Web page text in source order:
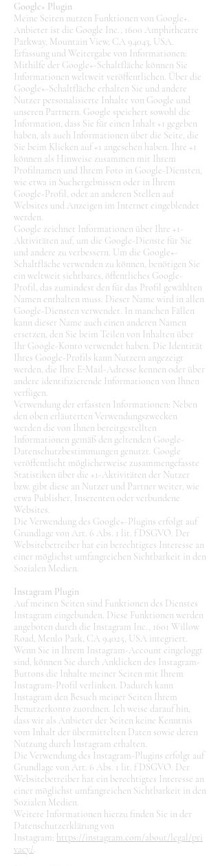
Google+ Plugin
Meine Seiten nutzen Funktionen von Google+.
Anbieter ist die Google Inc., 1600 Amphitheatre
Parkway, Mountain View, CA 94043, USA.
Erfassung und Weitergabe von Informationen:
Mithilfe der Google+-Schaltfläche können Sie
Informationen weltweit veröffentlichen. Über die
Google+-Schaltfläche erhalten Sie und andere
Nutzer personalisierte Inhalte von Google und
unseren Partnern. Google speichert sowohl die
Information, dass Sie für einen Inhalt +1 gegeben
haben, als auch Informationen über die Seite, die
Sie beim Klicken auf +1 angesehen haben. Ihre +1
können als Hinweise zusammen mit Ihrem
Profilnamen und Ihrem Foto in Google-Diensten,
wie etwa in Suchergebnissen oder in Ihrem
Google-Profil, oder an anderen Stellen auf
Websites und Anzeigen im Internet eingeblendet
werden.
Google zeichnet Informationen über Ihre +1-
Aktivitäten auf, um die Google-Dienste für Sie
und andere zu verbessern. Um die Google+-
Schaltfläche verwenden zu können, benötigen Sie
ein weltweit sichtbares, öffentliches Google-
Profil, das zumindest den für das Profil gewählten
Namen enthalten muss. Dieser Name wird in allen
Google-Diensten verwendet. In manchen Fällen
kann dieser Name auch einen anderen Namen
ersetzen, den Sie beim Teilen von Inhalten über
Ihr Google-Konto verwendet haben. Die Identität
Ihres Google-Profils kann Nutzern angezeigt
werden, die Ihre E-Mail-Adresse kennen oder über
andere identifizierende Informationen von Ihnen
verfügen.
Verwendung der erfassten Informationen: Neben
den oben erläuterten Verwendungszwecken
werden die von Ihnen bereitgestellten
Informationen gemäß den geltenden Google-
Datenschutzbestimmungen genutzt. Google
veröffentlicht möglicherweise zusammengefasste
Statistiken über die +1-Aktivitäten der Nutzer
bzw. gibt diese an Nutzer und Partner weiter, wie
etwa Publisher, Inserenten oder verbundene
Websites.
Die Verwendung des Google+-Plugins erfolgt auf
Grundlage von Art. 6 Abs. 1 lit. f DSGVO. Der
Websitebetreiber hat ein berechtigtes Interesse an
einer möglichst umfangreichen Sichtbarkeit in den
Sozialen Medien.
Instagram Plugin
Auf meinen Seiten sind Funktionen des Dienstes
Instagram eingebunden. Diese Funktionen werden
angeboten durch die Instagram Inc., 1601 Willow
Road, Menlo Park, CA 94025, USA integriert.
Wenn Sie in Ihrem Instagram-Account eingeloggt
sind, können Sie durch Anklicken des Instagram-
Buttons die Inhalte meiner Seiten mit Ihrem
Instagram-Profil verlinken. Dadurch kann
Instagram den Besuch meiner Seiten Ihrem
Benutzerkonto zuordnen. Ich weise darauf hin,
dass wir als Anbieter der Seiten keine Kenntnis
vom Inhalt der übermittelten Daten sowie deren
Nutzung durch Instagram erhalten.
Die Verwendung des Instagram-Plugins erfolgt auf
Grundlage von Art. 6 Abs. 1 lit. f DSGVO. Der
Websitebetreiber hat ein berechtigtes Interesse an
einer möglichst umfangreichen Sichtbarkeit in den
Sozialen Medien.
Weitere Informationen hierzu finden Sie in der
Datenschutzerklärung von
Instagram: https://instagram.com/about/legal/pri
vacy/.